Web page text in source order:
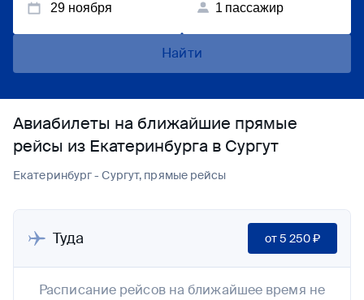
29 ноября 1 пассажир
Найти
Авиабилеты на ближайшие прямые
рейсы из Екатеринбурга в Сургут
Екатеринбург - Сургут, прямые рейсы
Туда от5 250 ₽
Расписание рейсов на ближайшее время не